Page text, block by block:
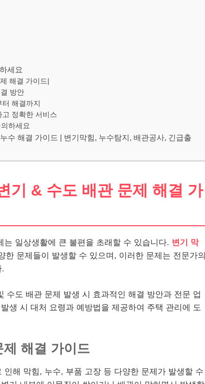
세요
해결 가이드|
방안
해결까지
정확한 서비스
하세요
수 해결 가이드 | 변기막힘, 누수탐지, 배관공사, 긴급출
기 & 수도 배관 문제 해결 가
일상생활에 큰 불편을 초래할 수 있습니다. 변기 막
한 문제들이 발생할 수 있으며, 이러한 문제는 전문가의
.
수도 배관 문제 발생 시 효과적인 해결 방안과 전문 업
생 시 대처 요령과 예방법을 제공하여 주택 관리에 도
해결 가이드
해 막힘, 누수, 부품 고장 등 다양한 문제가 발생할 수